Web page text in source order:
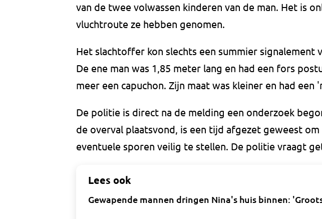
van de twee volwassen kinderen van de man. Het is
vluchtroute ze hebben genomen.
Het slachtoffer kon slechts een summier signalement
De ene man was 1,85 meter lang en had een fors
meer een capuchon. Zijn maat was kleiner en had een
De politie is direct na de melding een onderzoek
de overval plaatsvond, is een tijd afgezet geweest
eventuele sporen veilig te stellen. De politie vraagt
Lees ook
Gewapende mannen dringen Nina's huis binnen: